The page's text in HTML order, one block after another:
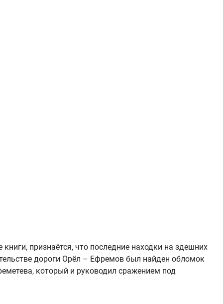
признаётся, что последние находки на здешних
дороги Орёл – Ефремов был найден обломок
который и руководил сражением под